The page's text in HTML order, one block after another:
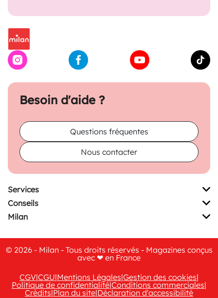
Besoin d'aide ?
Questions fréquentes
Nous contacter
Services
Conseils
Milan
© 2026 - Milan - Tous droits réservés - Magazines conçus
avec ❤ en France
CGV|CGU|Mentions Légales|Gestion des cookies|
Politique de confidentialité|Conditions commerciales|
Crédits|Plan du site|Déclaration d'accessibilité